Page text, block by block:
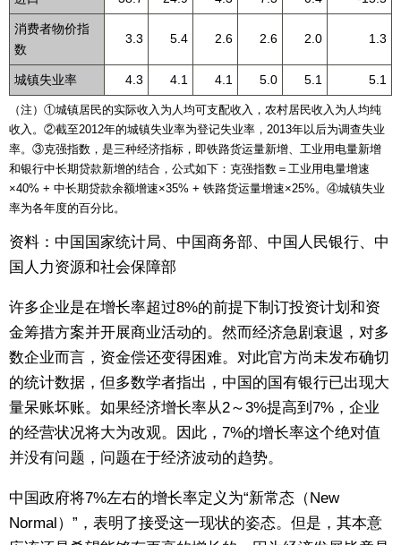
消费者物价指
数
3.3 5.4 2.6 2.6 2.0 1.3
城镇失业率 4.3 4.1 4.1 5.0 5.1 5.1
（注）①城镇居民的实际收入为人均可支配收入，农村居民收入为人均纯
收入。②截至2012年的城镇失业率为登记失业率，2013年以后为调查失业
率。③克强指数，是三种经济指标，即铁路货运量新增、工业用电量新增
和银行中长期贷款新增的结合，公式如下：克强指数＝工业用电量增速
×40% + 中长期贷款余额增速×35% + 铁路货运量增速×25%。④城镇失业
率为各年度的百分比。
资料：中国国家统计局、中国商务部、中国人民银行、中
国人力资源和社会保障部
许多企业是在增长率超过8%的前提下制订投资计划和资
金筹措方案并开展商业活动的。然而经济急剧衰退，对多
数企业而言，资金偿还变得困难。对此官方尚未发布确切
的统计数据，但多数学者指出，中国的国有银行已出现大
量呆账坏账。如果经济增长率从2～3%提高到7%，企业
的经营状况将大为改观。因此，7%的增长率这个绝对值
并没有问题，问题在于经济波动的趋势。
中国政府将7%左右的增长率定义为“新常态（New
Normal）”，表明了接受这一现状的姿态。但是，其本意